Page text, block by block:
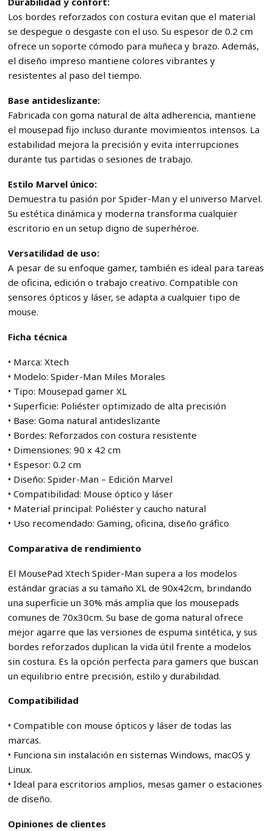
Los bordes reforzados con costura evitan que el material
se despegue o desgaste con el uso. Su espesor de 0.2 cm
ofrece un soporte cómodo para muñeca y brazo. Además,
el diseño impreso mantiene colores vibrantes y
resistentes al paso del tiempo.
Base antideslizante:
Fabricada con goma natural de alta adherencia, mantiene
el mousepad fijo incluso durante movimientos intensos. La
estabilidad mejora la precisión y evita interrupciones
durante tus partidas o sesiones de trabajo.
Estilo Marvel único:
Demuestra tu pasión por Spider-Man y el universo Marvel.
Su estética dinámica y moderna transforma cualquier
escritorio en un setup digno de superhéroe.
Versatilidad de uso:
A pesar de su enfoque gamer, también es ideal para tareas
de oficina, edición o trabajo creativo. Compatible con
sensores ópticos y láser, se adapta a cualquier tipo de
mouse.
Ficha técnica
• Marca: Xtech
• Modelo: Spider-Man Miles Morales
• Tipo: Mousepad gamer XL
• Superficie: Poliéster optimizado de alta precisión
• Base: Goma natural antideslizante
• Bordes: Reforzados con costura resistente
• Dimensiones: 90 x 42 cm
• Espesor: 0.2 cm
• Diseño: Spider-Man – Edición Marvel
• Compatibilidad: Mouse óptico y láser
• Material principal: Poliéster y caucho natural
• Uso recomendado: Gaming, oficina, diseño gráfico
Comparativa de rendimiento
El MousePad Xtech Spider-Man supera a los modelos
estándar gracias a su tamaño XL de 90x42cm, brindando
una superficie un 30% más amplia que los mousepads
comunes de 70x30cm. Su base de goma natural ofrece
mejor agarre que las versiones de espuma sintética, y sus
bordes reforzados duplican la vida útil frente a modelos
sin costura. Es la opción perfecta para gamers que buscan
un equilibrio entre precisión, estilo y durabilidad.
Compatibilidad
• Compatible con mouse ópticos y láser de todas las
marcas.
• Funciona sin instalación en sistemas Windows, macOS y
Linux.
• Ideal para escritorios amplios, mesas gamer o estaciones
de diseño.
Opiniones de clientes